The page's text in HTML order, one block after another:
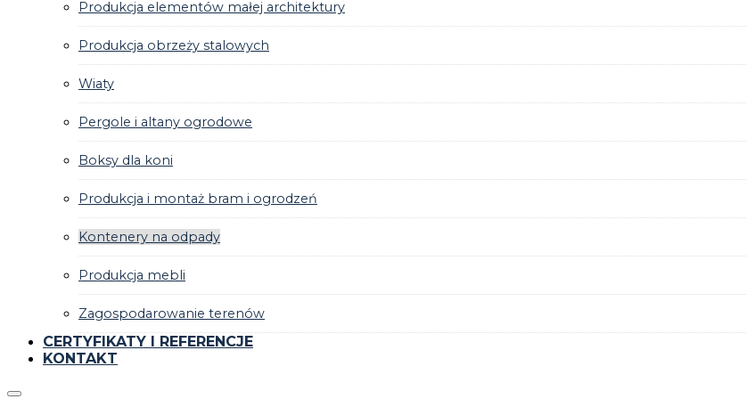
Produkcja elementów małej architektury
Produkcja obrzeży stalowych
Wiaty
Pergole i altany ogrodowe
Boksy dla koni
Produkcja i montaż bram i ogrodzeń
Kontenery na odpady
Produkcja mebli
Zagospodarowanie terenów
CERTYFIKATY I REFERENCJE
KONTAKT